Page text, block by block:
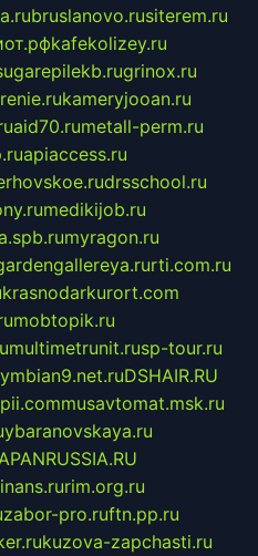
bruslanovo.rusiterem.ru
kafekolizey.ru
grinox.ru
kameryjooan.ru
aid70.rumetall-perm.ru
apiaccess.ru
drsschool.ru
medikijob.ru
myragon.ru
rti.com.ru
krasnodarkurort.com
mobtopik.ru
multimetrunit.rusp-tour.ru
DSHAIR.RU
musavtomat.msk.ru
ybaranovskaya.ru
rim.org.ru
zabor-pro.ruftn.pp.ru
kuzova-zapchasti.ru